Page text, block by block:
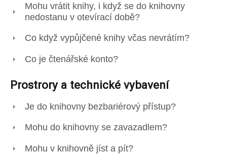
Mohu vrátit knihy, i když se do knihovny
nedostanu v otevírací době?
Co když vypůjčené knihy včas nevrátím?
Co je čtenářské konto?
Prostrory a technické vybavení
Je do knihovny bezbariérový přístup?
Mohu do knihovny se zavazadlem?
Mohu v knihovně jíst a pít?